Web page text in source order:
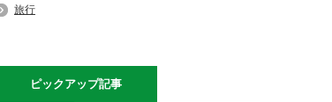
旅行
ピックアップ記事